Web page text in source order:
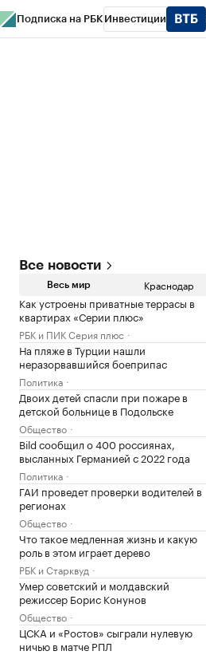
Подписка на РБК Инвестиции
Все новости
Весь мир Краснодар
Как устроены приватные террасы в
квартирах «Серии плюс»
РБК и ПИК Серия плюс
На пляже в Турции нашли
неразорвавшийся боеприпас
Политика
Двоих детей спасли при пожаре в
детской больнице в Подольске
Общество
Bild сообщил о 400 россиянах,
высланных Германией с 2022 года
Политика
ГАИ проведет проверки водителей в
регионах
Общество
Что такое медленная жизнь и какую
роль в этом играет дерево
РБК и Старквуд
Умер советский и молдавский
режиссер Борис Конунов
Общество
ЦСКА и «Ростов» сыграли нулевую
ничью в матче РПЛ